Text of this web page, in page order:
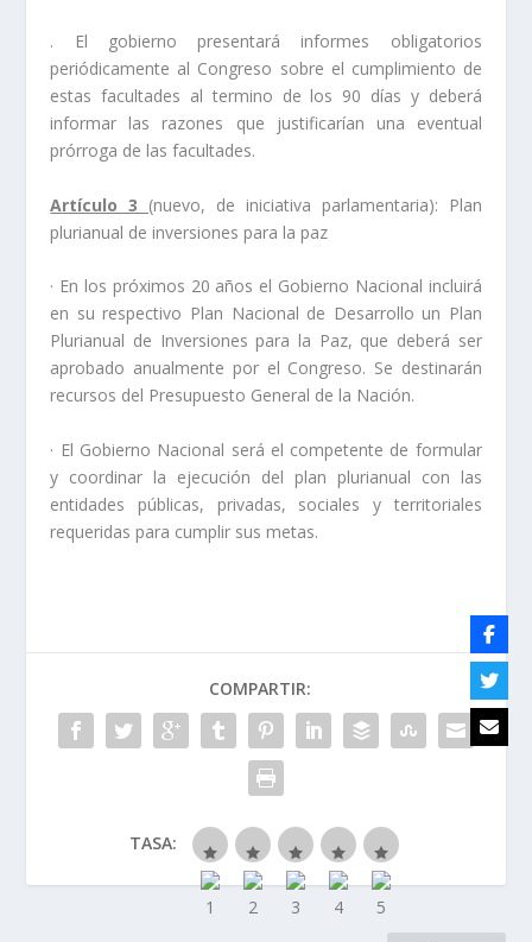
. El gobierno presentará informes obligatorios
periódicamente al Congreso sobre el cumplimiento de
estas facultades al termino de los 90 días y deberá
informar las razones que justificarían una eventual
prórroga de las facultades.
Artículo 3 (nuevo, de iniciativa parlamentaria): Plan
plurianual de inversiones para la paz
· En los próximos 20 años el Gobierno Nacional incluirá
en su respectivo Plan Nacional de Desarrollo un Plan
Plurianual de Inversiones para la Paz, que deberá ser
aprobado anualmente por el Congreso. Se destinarán
recursos del Presupuesto General de la Nación.
· El Gobierno Nacional será el competente de formular
y coordinar la ejecución del plan plurianual con las
entidades públicas, privadas, sociales y territoriales
requeridas para cumplir sus metas.
COMPARTIR:
TASA: